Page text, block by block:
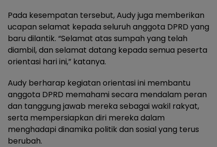
Pada kesempatan tersebut, Audy juga memberikan
ucapan selamat kepada seluruh anggota DPRD yang
baru dilantik. “Selamat atas sumpah yang telah
diambil, dan selamat datang kepada semua peserta
orientasi hari ini,” katanya.
Audy berharap kegiatan orientasi ini membantu
anggota DPRD memahami secara mendalam peran
dan tanggung jawab mereka sebagai wakil rakyat,
serta mempersiapkan diri mereka dalam
menghadapi dinamika politik dan sosial yang terus
berubah.